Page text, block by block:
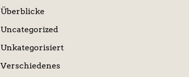
Überblicke
Uncategorized
Unkategorisiert
Verschiedenes